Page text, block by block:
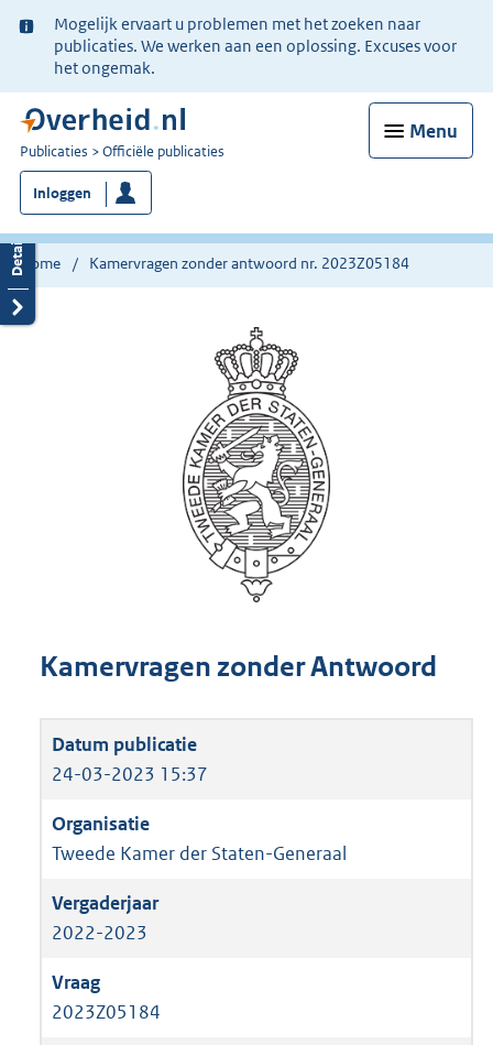
Ter
informatie:
Mogelijk ervaart u problemen met het zoeken naar
publicaties. We werken aan een oplossing. Excuses voor
het ongemak.
Menu
U
bent
nu
hier:
Publicaties Officiële publicaties
Inloggen
Home Kamervragen zonder antwoord nr. 2023Z05184
Kamervragen zonder Antwoord
24-03-2023 15:37
Tweede Kamer der Staten-Generaal
2022-2023
2023Z05184